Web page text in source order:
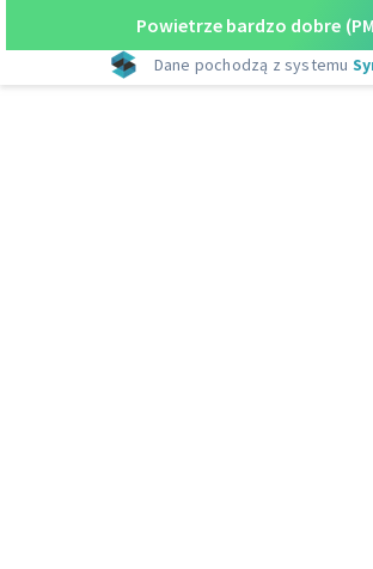
Powietrze bardzo dobre
Dane pochodzą z systemu